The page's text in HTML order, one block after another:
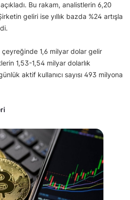
Bu rakam, analistlerin 6,20
geliri ise yıllık bazda %24 artışla
çeyreğinde 1,6 milyar dolar gelir
1,53-1,54 milyar dolarlık
aktif kullanıcı sayısı 493 milyona